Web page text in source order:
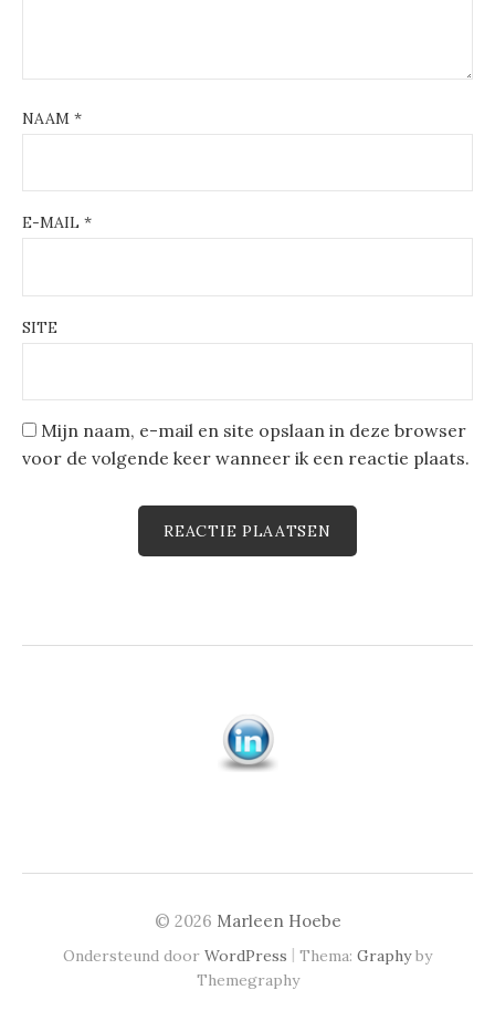
NAAM *
E-MAIL *
SITE
Mijn naam, e-mail en site opslaan in deze browser
voor de volgende keer wanneer ik een reactie plaats.
© 2026 Marleen Hoebe
Ondersteund door WordPress | Thema: Graphyby
Themegraphy